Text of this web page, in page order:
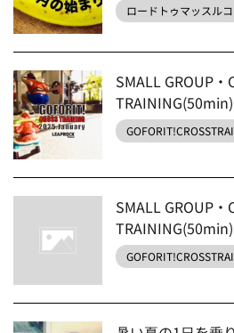
ロードトゥマッスル
SMALL GROUP・
SMALL GROUP・